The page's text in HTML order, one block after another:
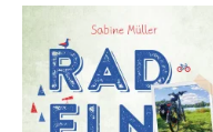
Sabine Kerstin Elisabeth
Müller
Oldenburger Land.
Radeln für die Seele